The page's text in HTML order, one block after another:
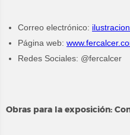
Correo electrónico:
Página web:
Redes Sociales: @fercalcer
Obras para la exposición: